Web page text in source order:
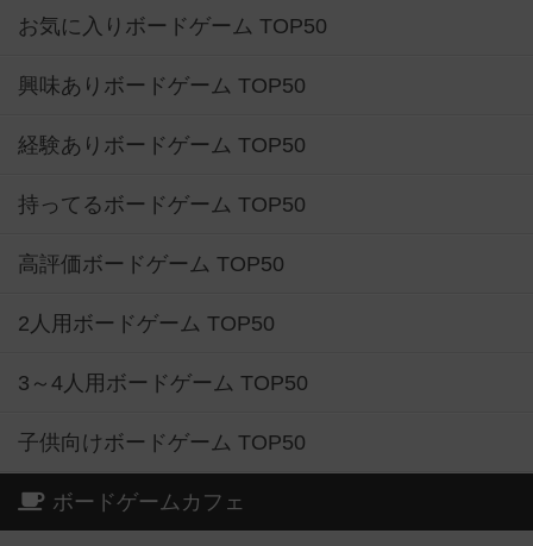
お気に入りボードゲーム TOP50
興味ありボードゲーム TOP50
経験ありボードゲーム TOP50
持ってるボードゲーム TOP50
高評価ボードゲーム TOP50
2人用ボードゲーム TOP50
3～4人用ボードゲーム TOP50
子供向けボードゲーム TOP50
ボードゲームカフェ